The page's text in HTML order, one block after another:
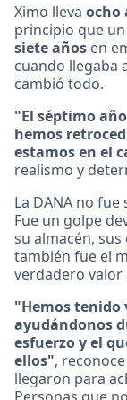
Ximo lleva ocho
principio que
siete años en
cuando llegaba
cambió todo.
"El séptimo
hemos
estamos en el
realismo y
La DANA no
Fue un golpe
su almacén,
también fue el
verdadero valor
"Hemos
ayudándonos
esfuerzo y el
ellos",
llegaron para
Personas que